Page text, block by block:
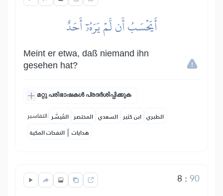
أَيَحۡسَبُ أَن لَّمۡ يَرَهُۥٓ أَحَدٌ
Meint er etwa, daß niemand ihn
gesehen hat?
മറ്റു പരിഭാഷകൾ പ്രദർശിപ്പിക്കുക
التفاسير: المُيسَّر المختصر السعدي ابن كثير الطبري
النفحات المكية | هدايات
8 :90